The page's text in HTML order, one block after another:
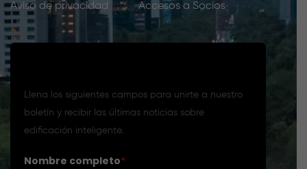
Aviso de privacidad Accesos a Socios
Llena los siguientes campos para unirte a nuestro
boletín y recibir las últimas noticias sobre
edificación inteligente.
Nombre completo*